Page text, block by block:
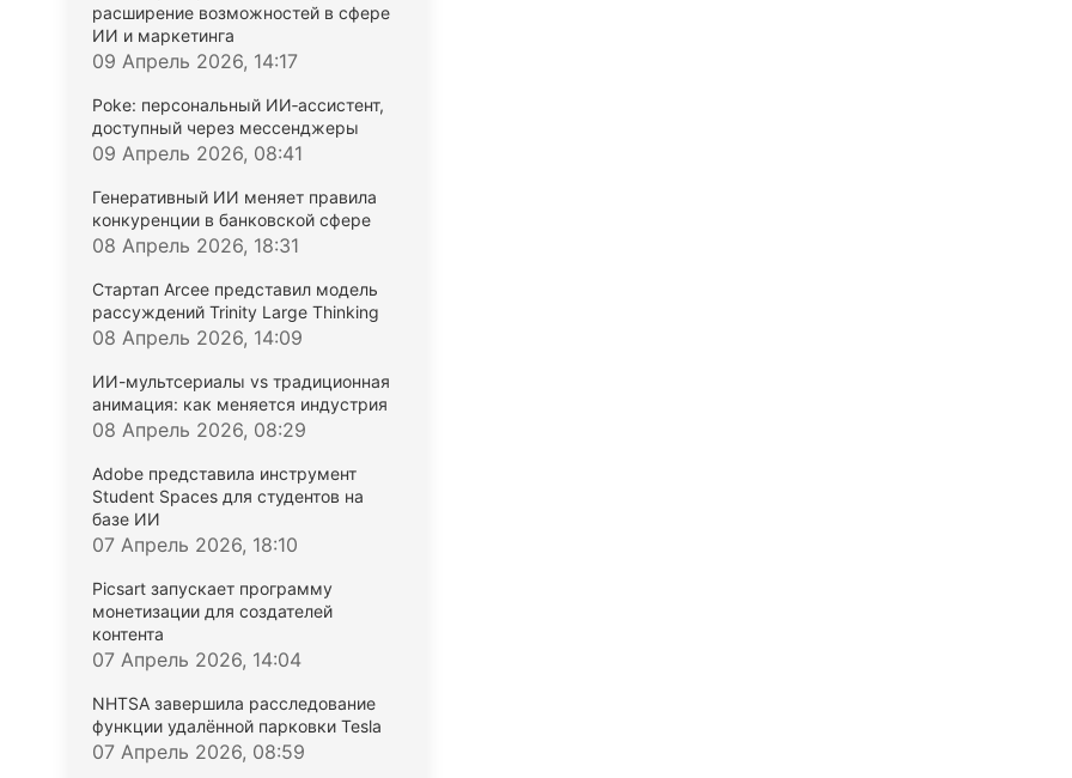
расширение возможностей в сфере
ИИ и маркетинга
09 Апрель 2026, 14:17
Poke: персональный ИИ‑ассистент,
доступный через мессенджеры
09 Апрель 2026, 08:41
Генеративный ИИ меняет правила
конкуренции в банковской сфере
08 Апрель 2026, 18:31
Стартап Arcee представил модель
рассуждений Trinity Large Thinking
08 Апрель 2026, 14:09
ИИ-мультсериалы vs традиционная
анимация: как меняется индустрия
08 Апрель 2026, 08:29
Adobe представила инструмент
Student Spaces для студентов на
базе ИИ
07 Апрель 2026, 18:10
Picsart запускает программу
монетизации для создателей
контента
07 Апрель 2026, 14:04
NHTSA завершила расследование
функции удалённой парковки Tesla
07 Апрель 2026, 08:59